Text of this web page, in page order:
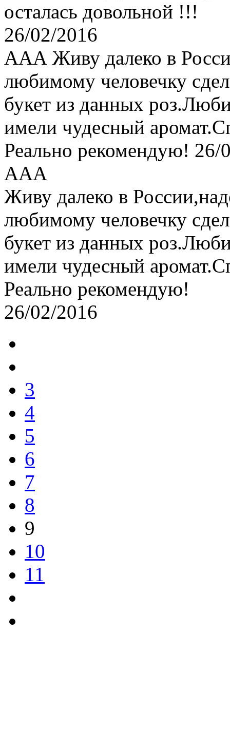
осталась довольной !!!
26/02/2016
ААА Живу далеко в
любимому человечку
букет из данных
имели чудесный
Реально рекомендую! 26/
ААА
Живу далеко в
любимому человечку
букет из данных
имели чудесный
Реально рекомендую!
26/02/2016
3
4
5
6
7
8
9
10
11